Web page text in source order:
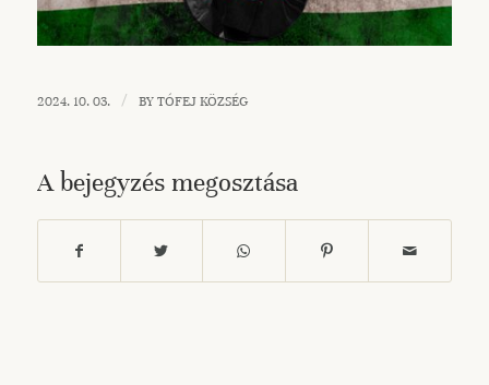
2024. 10. 03. / BY TÓFEJ KÖZSÉG
A bejegyzés megosztása